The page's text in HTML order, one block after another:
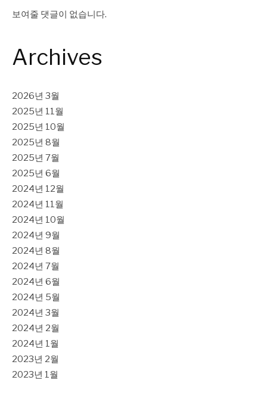
보여줄 댓글이 없습니다.
Archives
2026년 3월
2025년 11월
2025년 10월
2025년 8월
2025년 7월
2025년 6월
2024년 12월
2024년 11월
2024년 10월
2024년 9월
2024년 8월
2024년 7월
2024년 6월
2024년 5월
2024년 3월
2024년 2월
2024년 1월
2023년 2월
2023년 1월